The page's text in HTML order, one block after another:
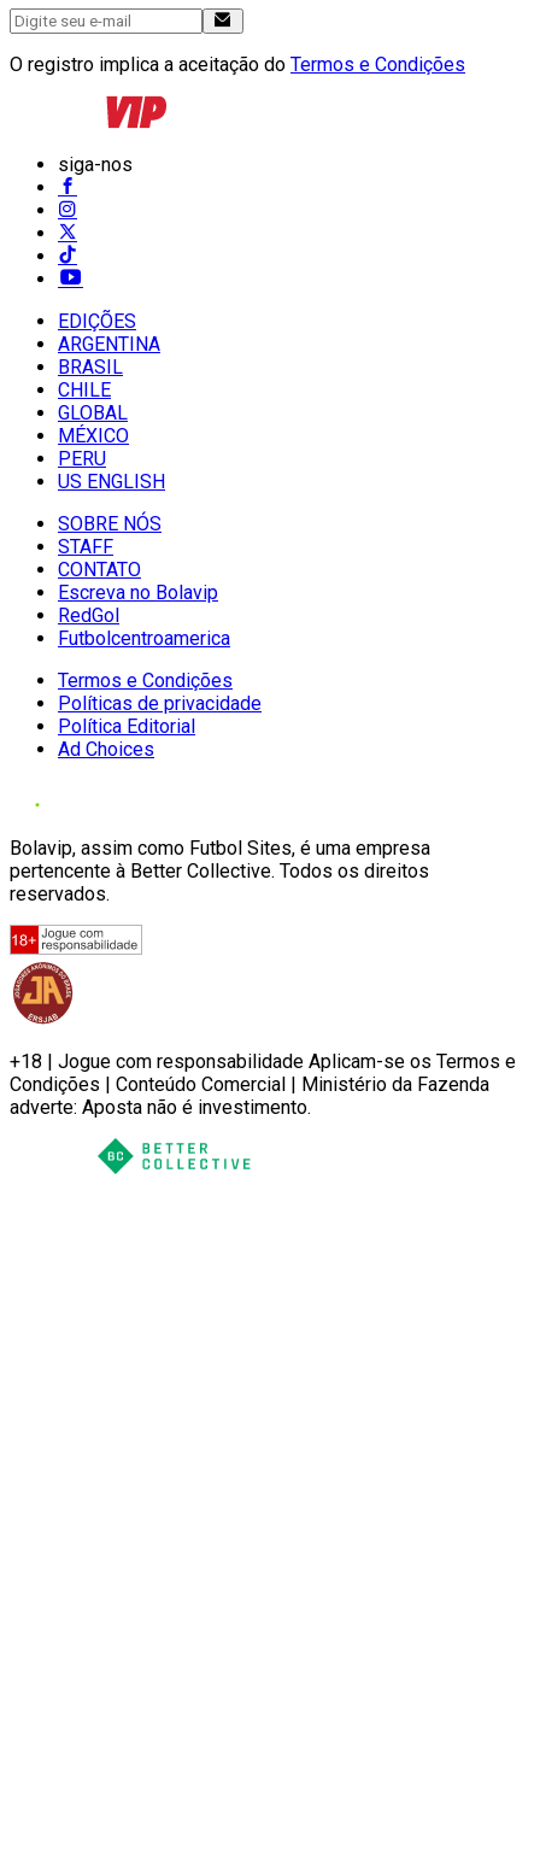
O registro implica a aceitação do Termos e Condições
siga-nos
EDIÇÕES
ARGENTINA
BRASIL
CHILE
GLOBAL
MÉXICO
PERU
US ENGLISH
SOBRE NÓS
STAFF
CONTATO
Escreva no Bolavip
RedGol
Futbolcentroamerica
Termos e Condições
Políticas de privacidade
Política Editorial
Ad Choices
Bolavip, assim como Futbol Sites, é uma empresa
pertencente à Better Collective. Todos os direitos
reservados.
+18 | Jogue com responsabilidade Aplicam-se os Termos e
Condições | Conteúdo Comercial | Ministério da Fazenda
adverte: Aposta não é investimento.